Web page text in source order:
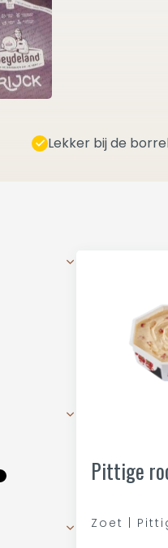
Lekker bij de
Pittige
Zoet |